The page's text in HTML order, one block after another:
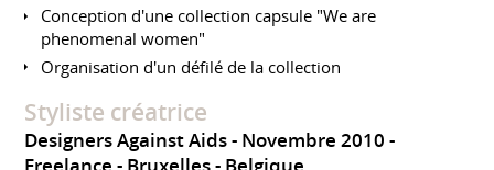
Conception d'une collection capsule "We are
phenomenal women"
Organisation d'un défilé de la collection
Styliste créatrice
Designers Against Aids
Novembre 2010